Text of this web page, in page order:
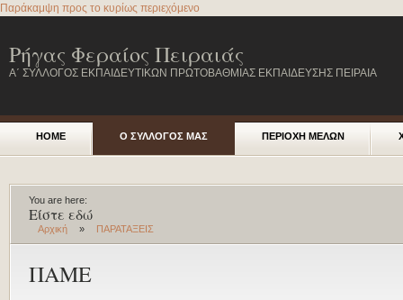
Παράκαμψη προς το κυρίως περιεχόμενο
Ρήγας Φεραίος Πειραιάς
Α΄ ΣΥΛΛΟΓΟΣ ΕΚΠΑΙΔΕΥΤΙΚΩΝ ΠΡΩΤΟΒΑΘΜΙΑΣ ΕΚΠΑΙΔΕΥΣΗΣ ΠΕΙΡΑΙΑ
HOME Ο ΣΥΛΛΟΓΟΣ ΜΑΣ ΠΕΡΙΟΧΗ ΜΕΛΩΝ
You are here:
Είστε εδώ
Αρχική » ΠΑΡΑΤΑΞΕΙΣ
ΠΑΜΕ